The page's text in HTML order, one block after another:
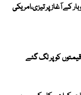
کے آغاز پر تیزی،امریکی
کو پر لگ گئے